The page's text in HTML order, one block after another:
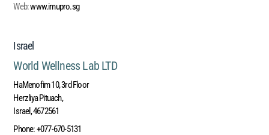
Web:www.imupro.sg
Israel
World Wellness Lab LTD
HaMenofim 10, 3rd Floor
Herzliya Pituach,
Israel, 4672561
Phone:+077-670-5131